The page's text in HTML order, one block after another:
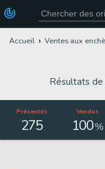
Accueil Ventes aux
Résultats
Présentés
275
Vendus
100%